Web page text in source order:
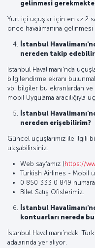
gelinmesi
Yurt içi uçuşlar için en az 2
önce havalimanına
İstanbul
nereden takip
İstanbul Havalimanı'nda
bilgilendirme ekranı
vb. bilgiler bu ekranlardan ve
mobil Uygulama aracılığıyla
İstanbul
nereden erişebilirim?
Güncel uçuşlarımız ile ilgili
ulaşabilirsiniz:
Web sayfamız (https://
Turkish Airlines - Mobil
0 850 333 0 849
Bilet Satış Ofislerimiz.
İstanbul
kontuarları nerede
İstanbul Havalimanı'ndaki
adalarında yer alıyor.